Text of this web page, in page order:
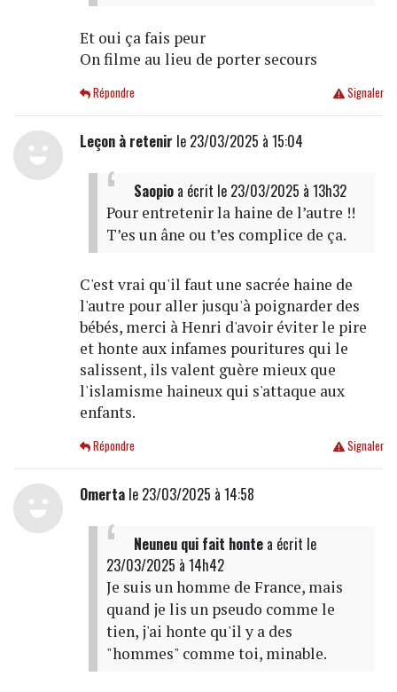
Et oui ça fais peur
On filme au lieu de porter secours
Signaler
Répondre
Leçon à retenir le 23/03/2025 à 15:04
Saopioa écrit le 23/03/2025 à 13h32
Pour entretenir la haine de l’autre !!
T’es un âne ou t’es complice de ça.
C'est vrai qu'il faut une sacrée haine de
l'autre pour aller jusqu'à poignarder des
bébés, merci à Henri d'avoir éviter le pire
et honte aux infames pouritures qui le
salissent, ils valent guère mieux que
l'islamisme haineux qui s'attaque aux
enfants.
Signaler
Répondre
Omertale 23/03/2025 à 14:58
Neuneu qui fait hontea écrit le
23/03/2025 à 14h42
Je suis un homme de France, mais
quand je lis un pseudo comme le
tien, j'ai honte qu'il y a des
"hommes" comme toi, minable.